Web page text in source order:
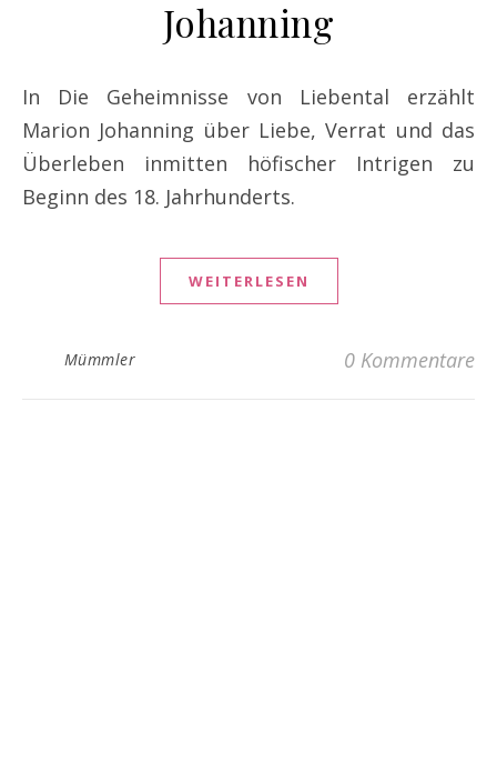
Johanning
In Die Geheimnisse von Liebental erzählt
Marion Johanning über Liebe, Verrat und das
Überleben inmitten höfischer Intrigen zu
Beginn des 18. Jahrhunderts.
WEITERLESEN
Mümmler 0 Kommentare